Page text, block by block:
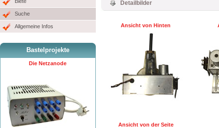
Suche
Allgemeine Infos
Bastelprojekte
Die Netzanode
Detailbilder
Ansicht von Hinten
Ansicht von der Seite